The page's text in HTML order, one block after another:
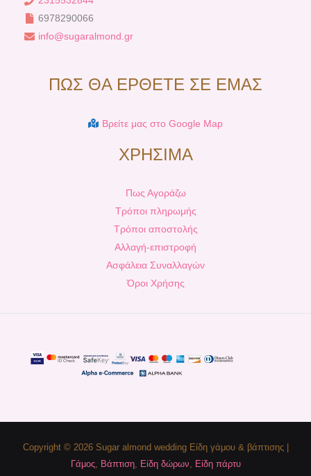
6978290066
info@sugaralmond.gr
ΠΩΣ ΘΑ ΕΡΘΕΤΕ ΣΕ ΕΜΑΣ
Βρείτε μας στο Google Map
ΧΡΗΣΙΜΑ
Πως Αγοράζω
Τρόποι πληρωμής
Τρόποι αποστολής
Αλλαγή-επιστροφή
Ασφάλεια Συναλλαγών
Όροι Χρήσης
Copyright © 2026 Sugar almond wedding Είδη γάμου & βάπτισης |
Γάμος, Βάπτιση, Είδη δώρων, Είδη πάρτυ